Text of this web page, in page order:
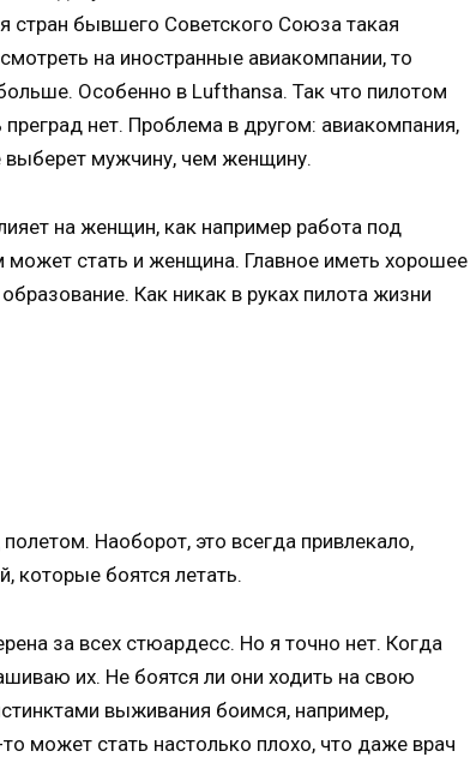
стран бывшего Советского Союза такая
на иностранные авиакомпании, то
Особенно в Lufthansa. Так что пилотом
нет. Проблема в другом: авиакомпания,
выберет мужчину, чем женщину.
на женщин, как например работа под
может стать и женщина. Главное иметь хорошее
Как никак в руках пилота жизни
Наоборот, это всегда привлекало,
которые боятся летать.
за всех стюардесс. Но я точно нет. Когда
их. Не боятся ли они ходить на свою
выживания боимся, например,
может стать настолько плохо, что даже врач